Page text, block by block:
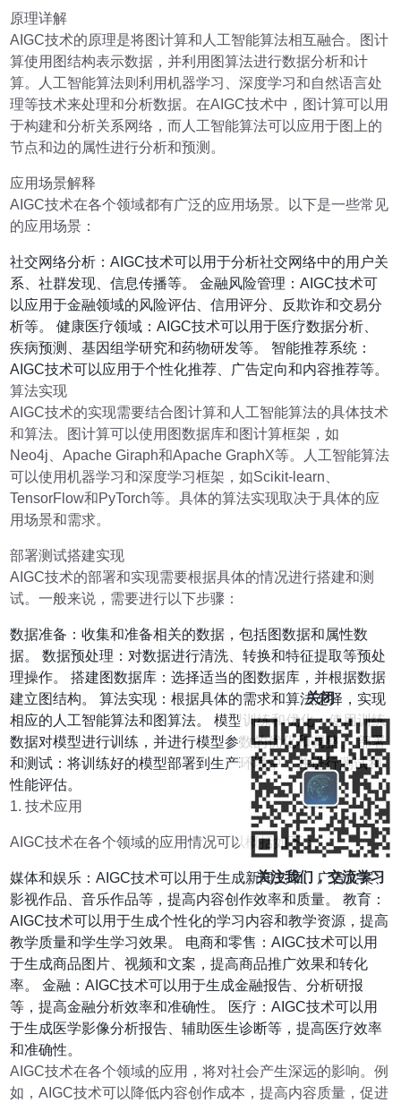
原理详解
AIGC技术的原理是将图计算和人工智能算法相互融合。图计
算使用图结构表示数据，并利用图算法进行数据分析和计
算。人工智能算法则利用机器学习、深度学习和自然语言处
理等技术来处理和分析数据。在AIGC技术中，图计算可以用
于构建和分析关系网络，而人工智能算法可以应用于图上的
节点和边的属性进行分析和预测。
应用场景解释
AIGC技术在各个领域都有广泛的应用场景。以下是一些常见
的应用场景：
社交网络分析：AIGC技术可以用于分析社交网络中的用户关
系、社群发现、信息传播等。 金融风险管理：AIGC技术可
以应用于金融领域的风险评估、信用评分、反欺诈和交易分
析等。 健康医疗领域：AIGC技术可以用于医疗数据分析、
疾病预测、基因组学研究和药物研发等。 智能推荐系统：
AIGC技术可以应用于个性化推荐、广告定向和内容推荐等。
算法实现
AIGC技术的实现需要结合图计算和人工智能算法的具体技术
和算法。图计算可以使用图数据库和图计算框架，如
Neo4j、Apache Giraph和Apache GraphX等。人工智能算法
可以使用机器学习和深度学习框架，如Scikit-learn、
TensorFlow和PyTorch等。具体的算法实现取决于具体的应
用场景和需求。
部署测试搭建实现
AIGC技术的部署和实现需要根据具体的情况进行搭建和测
试。一般来说，需要进行以下步骤：
数据准备：收集和准备相关的数据，包括图数据和属性数
据。 数据预处理：对数据进行清洗、转换和特征提取等预处
理操作。 搭建图数据库：选择适当的图数据库，并根据数据
建立图结构。 算法实现：根据具体的需求和算法选择，实现
相应的人工智能算法和图算法。 模型训练和优化：使用训练
数据对模型进行训练，并进行模型参数的优化和调整。 部署
和测试：将训练好的模型部署到生产环境中，并进行测试和
性能评估。
1. 技术应用
AIGC技术在各个领域的应用情况可以概括如下：
媒体和娱乐：AIGC技术可以用于生成新闻文章、广告文案、
影视作品、音乐作品等，提高内容创作效率和质量。 教育：
AIGC技术可以用于生成个性化的学习内容和教学资源，提高
教学质量和学生学习效果。 电商和零售：AIGC技术可以用
于生成商品图片、视频和文案，提高商品推广效果和转化
率。 金融：AIGC技术可以用于生成金融报告、分析研报
等，提高金融分析效率和准确性。 医疗：AIGC技术可以用
于生成医学影像分析报告、辅助医生诊断等，提高医疗效率
和准确性。
AIGC技术在各个领域的应用，将对社会产生深远的影响。例
如，AIGC技术可以降低内容创作成本，提高内容质量，促进
关闭
关注我们，交流学习